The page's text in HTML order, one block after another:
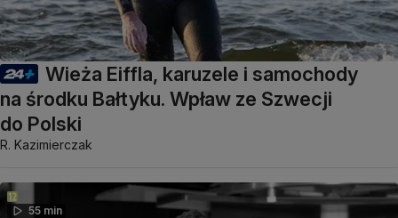
Wieża Eiffla, karuzele i samochody
na środku Bałtyku. Wpław ze Szwecji
do Polski
R. Kazimierczak
55 min